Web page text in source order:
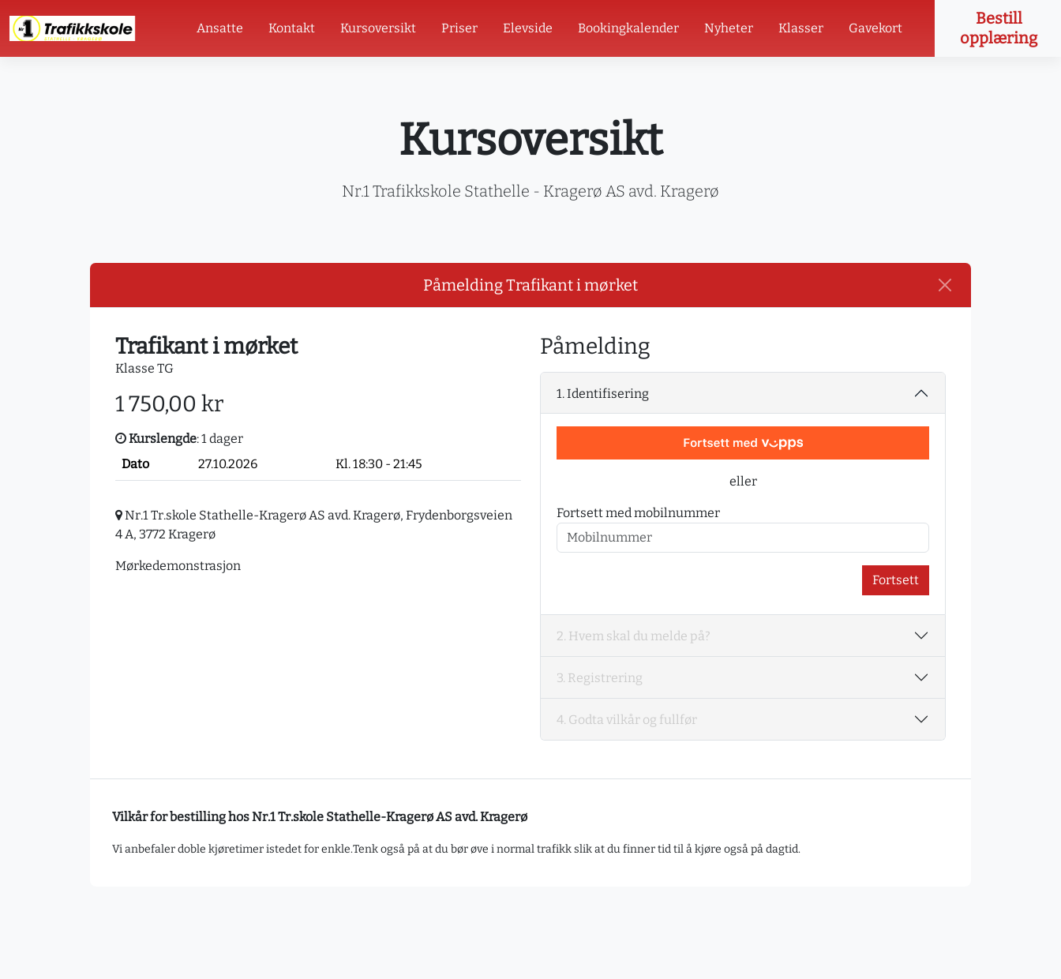
Ansatte Kontakt Kursoversikt Priser Elevside Bookingkalender Nyheter Klasser Gavekort
Bestill
opplæring
Kursoversikt
Nr.1 Trafikkskole Stathelle - Kragerø AS avd. Kragerø
Påmelding Trafikant i mørket
Påmelding
1. Identifisering
eller
Fortsett med mobilnummer
Fortsett
2. Hvem skal du melde på?
3. Registrering
4. Godta vilkår og fullfør
Trafikant i mørket
Klasse TG
1 750,00 kr
Kurslengde: 1 dager
Dato
27.10.2026 Kl. 18:30 - 21:45
Nr.1 Tr.skole Stathelle-Kragerø AS avd. Kragerø, Frydenborgsveien
4 A, 3772 Kragerø
Mørkedemonstrasjon
Vilkår for bestilling hos Nr.1 Tr.skole Stathelle-Kragerø AS avd. Kragerø
Vi anbefaler doble kjøretimer istedet for enkle.Tenk også på at du bør øve i normal trafikk slik at du finner tid til å kjøre også på dagtid.